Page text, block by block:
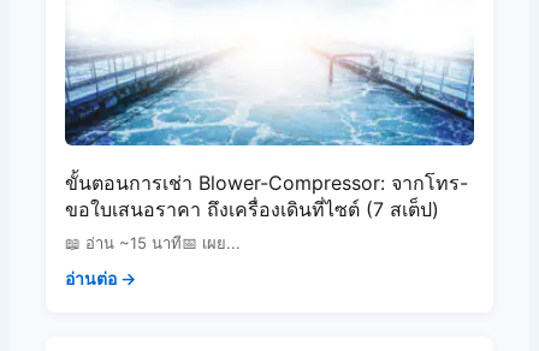
ขั้นตอนการเช่า Blower-Compressor: จากโทร-
ขอใบเสนอราคา ถึงเครื่องเดินที่ไซต์ (7 สเต็ป)
📖 อ่าน ~15 นาที📅 เผย...
อ่านต่อ →